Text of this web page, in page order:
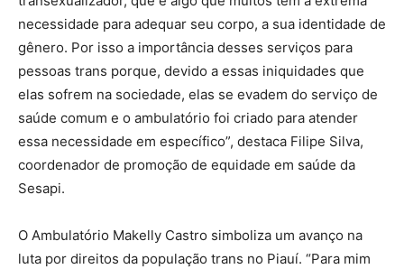
necessidade para adequar seu corpo, a sua identidade de
gênero. Por isso a importância desses serviços para
pessoas trans porque, devido a essas iniquidades que
elas sofrem na sociedade, elas se evadem do serviço de
saúde comum e o ambulatório foi criado para atender
essa necessidade em específico”, destaca Filipe Silva,
coordenador de promoção de equidade em saúde da
Sesapi.
O Ambulatório Makelly Castro simboliza um avanço na
luta por direitos da população trans no Piauí. “Para mim